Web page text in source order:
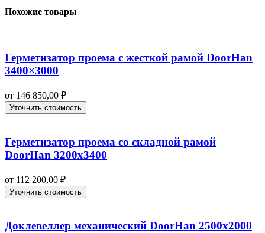
Похожие товары
Герметизатор проема с жесткой рамой DoorHan
3400×3000
от 146 850,00 ₽
Уточнить стоимость
Герметизатор проема со складной рамой
DoorHan 3200х3400
от 112 200,00 ₽
Уточнить стоимость
Доклевеллер механический DoorHan 2500х2000